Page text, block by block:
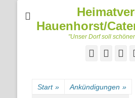
Hauenhorst/
"Unser Dorf soll
Facebook
Start » Ankündigungen »